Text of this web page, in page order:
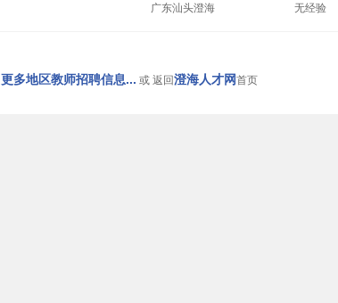
广东汕头澄海 无经验
更多地区教师招聘信息... 或 返回澄海人才网首页